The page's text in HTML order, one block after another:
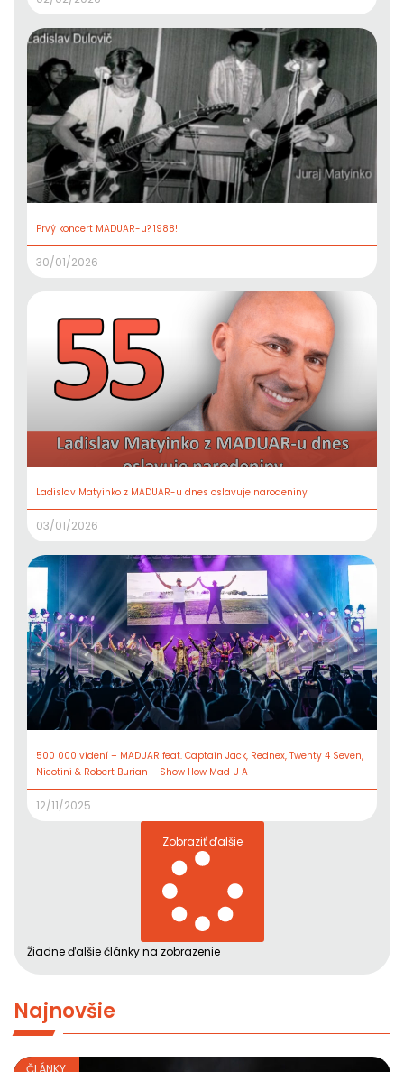
Prvý koncert MADUAR-u? 1988!
30/01/2026
Ladislav Matyinko z MADUAR-u dnes oslavuje narodeniny
03/01/2026
500 000 videní – MADUAR feat. Captain Jack, Rednex, Twenty 4 Seven,
Nicotini & Robert Burian – Show How Mad U A
12/11/2025
Zobraziť ďalšie
Žiadne ďalšie články na zobrazenie
Najnovšie
ČLÁNKY